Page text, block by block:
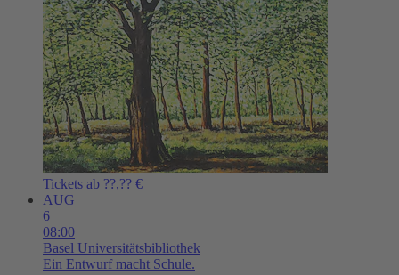
Tickets ab ??,?? €
AUG
6
08:00
Basel Universitätsbibliothek
Ein Entwurf macht Schule.